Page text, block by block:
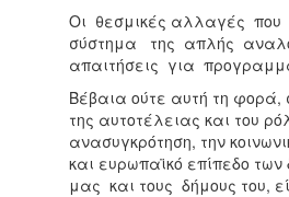
Οι θεσμικές αλλαγές που
σύστημα της απλής
απαιτήσεις για
Βέβαια ούτε αυτή τη φορά,
της αυτοτέλειας και του
ανασυγκρότηση, την
και ευρωπαϊκό επίπεδο
μας και τους δήμους του,